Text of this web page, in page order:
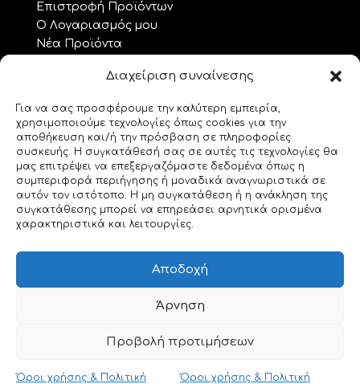
Διαχείριση συναίνεσης
Για να σας προσφέρουμε την καλύτερη εμπειρία,
χρησιμοποιούμε τεχνολογίες όπως cookies για την
αποθήκευση και/ή την πρόσβαση σε πληροφορίες
συσκευής. Η συγκατάθεσή σας σε αυτές τις τεχνολογίες θα
μας επιτρέψει να επεξεργαζόμαστε δεδομένα όπως η
συμπεριφορά περιήγησης ή μοναδικά αναγνωριστικά σε
αυτόν τον ιστότοπο. Η μη συγκατάθεση ή η ανάκληση της
συγκατάθεσης μπορεί να επηρεάσει αρνητικά ορισμένα
χαρακτηριστικά και λειτουργίες.
Αποδοχή
Άρνηση
Προβολή προτιμήσεων
Όροι χρήσης & Πολιτική Όροι χρήσης & Πολιτική
Επιστροφή Προϊόντων
Ο Λογαριασμός μου
Νέα Προϊόντα
Όροι Χρήσης – GDPR
ΘΕΜΑΤΑ.. ΤΕΧΝΗΣ
Custom Made
Gemstones
Morse Code
Origami
ΑΣ ΓΝΩΡΙΣΤΟΥΜΕ